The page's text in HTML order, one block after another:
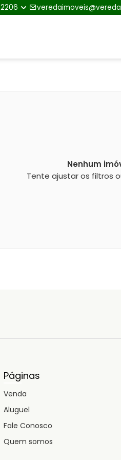
Nenhum
Tente ajustar os filtros
Páginas
Venda
Aluguel
Fale Conosco
Quem somos